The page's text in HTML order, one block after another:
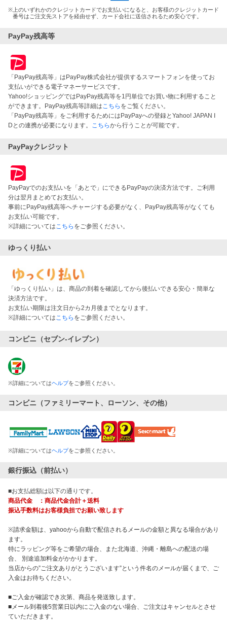
※ 上のいずれかのクレジットカードでお支払いになると、お客様のクレジットカード
番号はご注文先ストアを経由せず、カード会社に送信されるため安心です。
PayPay残高等
「PayPay残高等」はPayPay株式会社が提供するスマートフォンを使ってお
支払いができる電子マネーサービスです。
Yahoo!ショッピングではPayPay残高等を1円単位でお買い物に利用すること
ができます。PayPay残高等詳細はこちら をご覧ください。
「PayPay残高等」をご利用するためにはPayPayへの登録とYahoo! JAPAN I
Dとの連携が必要になります。 こちらから行うことが可能です。
PayPayクレジット
PayPayでのお支払いを「あとで」にできるPayPayの決済方法です。ご利用
分は翌月まとめてお支払い。
事前にPayPay残高等へチャージする必要がなく、PayPay残高等がなくても
お支払い可能です。
※詳細についてはこちら をご参照ください。
ゆっくり払い
「ゆっくり払い」は、商品の到着を確認してから後払いできる安心・簡単な
決済方法です。
お支払い期限は注文日から2カ月後までとなります。
※詳細についてはこちら をご参照ください。
コンビニ（セブン-イレブン）
※詳細についてはヘルプをご参照ください。
コンビニ（ファミリーマート、ローソン、その他）
※詳細についてはヘルプをご参照ください。
銀行振込（前払い）
■お支払総額は以下の通りです。
商品代金 ：商品代金合計＋送料
振込手数料はお客様負担でお願い致します
※請求金額は、yahooから自動で配信されるメールの金額と異なる場合があり
ます。
特にラッピング等をご希望の場合、また北海道、沖縄・離島への配送の場
合、 別途追加料金がかかります。
当店からの”ご注文ありがとうございます”という件名のメールが届くまで、ご
入金はお待ちください。
■ご入金が確認でき次第、商品を発送致します。
■メール到着後5営業日以内にご入金のない場合、ご注文はキャンセルとさせ
ていただきます。